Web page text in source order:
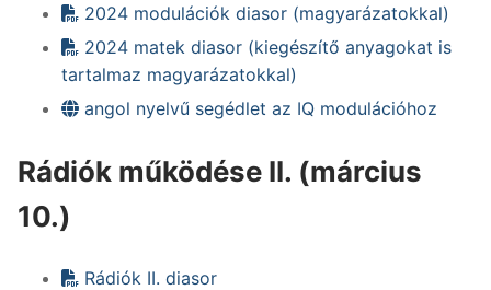
2024 modulációk diasor (magyarázatokkal)
2024 matek diasor (kiegészítő anyagokat is
tartalmaz magyarázatokkal)
angol nyelvű segédlet az IQ modulációhoz
Rádiók működése II. (március
10.)
Rádiók II. diasor